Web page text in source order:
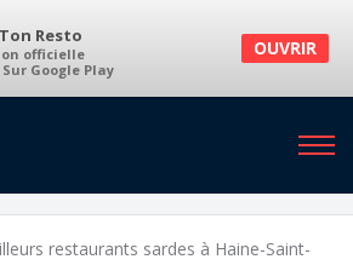
Resto
officielle
Google Play
OUVRIR
à Haine-Saint-Pierre et
restaurants sardes à Haine-Saint-